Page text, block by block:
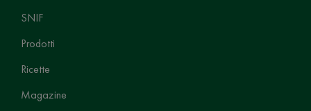
SNIF
Prodotti
Ricette
Magazine